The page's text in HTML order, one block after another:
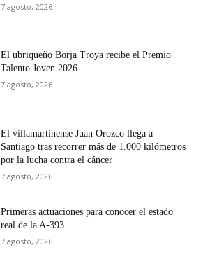
7 agosto, 2026
El ubriqueño Borja Troya recibe el Premio
Talento Joven 2026
7 agosto, 2026
El villamartinense Juan Orozco llega a
Santiago tras recorrer más de 1.000 kilómetros
por la lucha contra el cáncer
7 agosto, 2026
Primeras actuaciones para conocer el estado
real de la A-393
7 agosto, 2026